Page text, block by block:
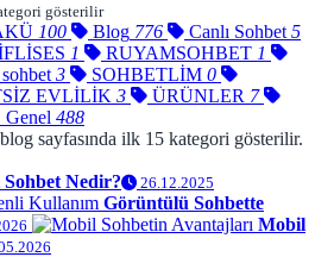
gösterilir
100 Blog 776 Canlı Sohbet 5
1 RUYAMSOHBET 1
3 SOHBETLİM 0
EVLİLİK 3 ÜRÜNLER 7
Genel 488
sayfasında ilk 15 kategori gösterilir.
Sohbet Nedir?
26.12.2025
Görüntülü Sohbette
Mobil